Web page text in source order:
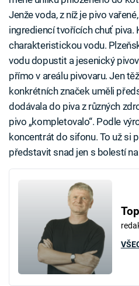
Jenže voda, z níž je pivo
ingrediencí tvořících chuť piva.
charakteristickou vodu.
vodu dopustit a jesenický
přímo v areálu pivovaru. Jen
konkrétních značek uměli
dodávala do piva z různých
pivo „kompletovalo“. Podle
koncentrát do sifonu. To už si
představit snad jen s bolestí